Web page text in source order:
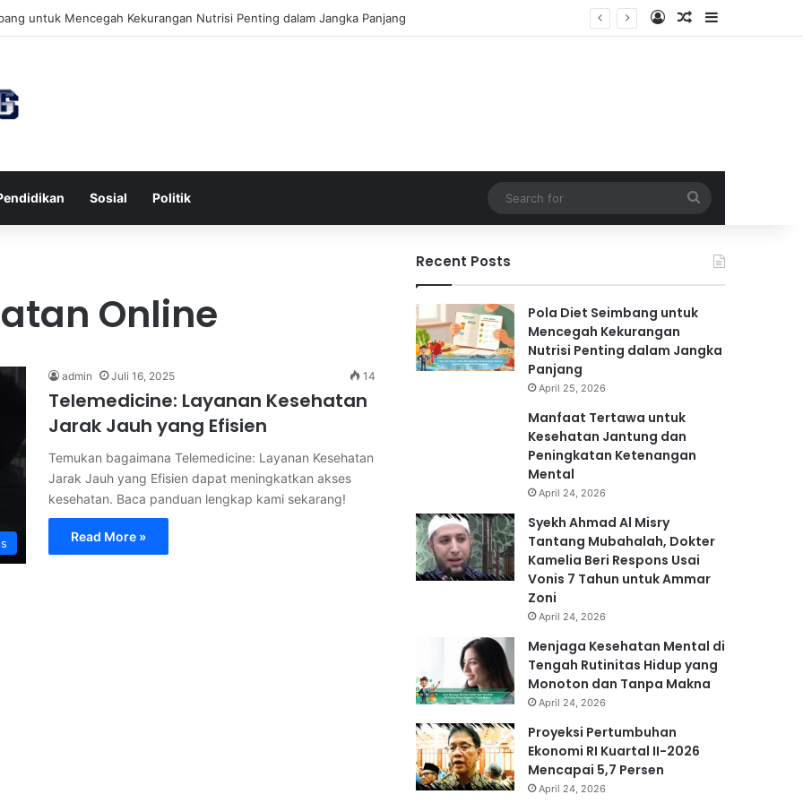
untuk Kesehatan Jantung dan Peningkatan Ketenangan Mental Log InRandom Article
Sidebar
Sosial Politik
for
Online
admin Juli 16, 2025 14
Telemedicine: Layanan Kesehatan
Jarak Jauh yang Efisien
Temukan bagaimana Telemedicine: Layanan Kesehatan
Jarak Jauh yang Efisien dapat meningkatkan akses
kesehatan. Baca panduan lengkap kami sekarang!
Read More »
Recent Posts
Pola Diet Seimbang untuk
Mencegah Kekurangan
Nutrisi Penting dalam Jangka
Panjang
April 25, 2026
Manfaat Tertawa untuk
Kesehatan Jantung dan
Peningkatan Ketenangan
Mental
April 24, 2026
Syekh Ahmad Al Misry
Tantang Mubahalah, Dokter
Kamelia Beri Respons Usai
Vonis 7 Tahun untuk Ammar
Zoni
April 24, 2026
Menjaga Kesehatan Mental di
Tengah Rutinitas Hidup yang
Monoton dan Tanpa Makna
April 24, 2026
Proyeksi Pertumbuhan
Ekonomi RI Kuartal II-2026
Mencapai 5,7 Persen
April 24, 2026